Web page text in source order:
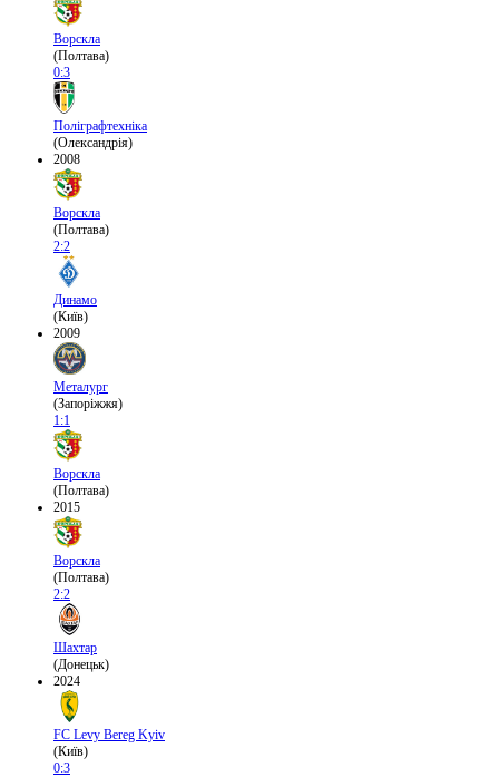
Ворскла
(Полтава)
0:3
Поліграфтехніка
(Олександрія)
2008
Ворскла
(Полтава)
2:2
Динамо
(Київ)
2009
Металург
(Запоріжжя)
1:1
Ворскла
(Полтава)
2015
Ворскла
(Полтава)
2:2
Шахтар
(Донецьк)
2024
FC Levy Bereg Kyiv
(Київ)
0:3